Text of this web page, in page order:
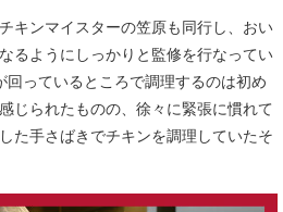
キンマイスターの笠原も同行し、おい
るようにしっかりと監修を行なってい
回っているところで調理するのは初め
じられたものの、徐々に緊張に慣れて
た手さばきでチキンを調理していたそ